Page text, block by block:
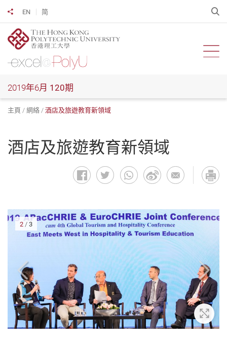
EN 简
分享到
開
2019年6月 120期
主頁 網絡 酒店及旅遊教育新領域
酒店及旅遊教育新領域
放大
2 / 3